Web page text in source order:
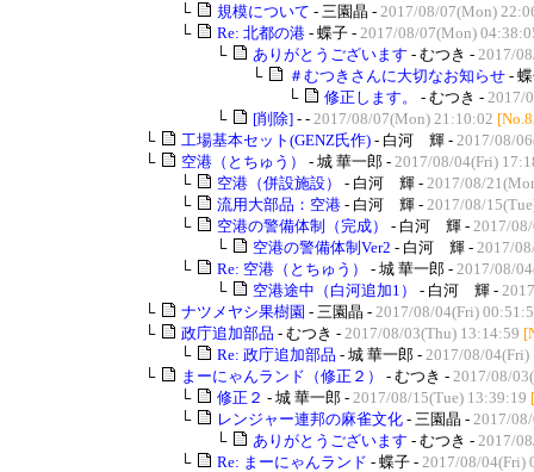
└
規模について - 三園晶 - 2017/08/07(Mon)
└
Re: 北都の港 - 蝶子 - 2017/08/07(Mon)
└
ありがとうございます - むつき - 2017/
└
＃むつきさんに大切なお知らせ -
└
修正します。 - むつき - 2017/
└
[削除] - - 2017/08/07(Mon) 21:10:02
└
工場基本セット(GENZ氏作) - 白河 輝 - 2017/08/
└
空港（とちゅう） - 城 華一郎 - 2017/08/04(Fri)
└
空港（併設施設） - 白河 輝 - 2017/08/
└
流用大部品：空港 - 白河 輝 - 2017/08/
└
空港の警備体制（完成） - 白河 輝 - 2017/
└
空港の警備体制Ver2 - 白河 輝 - 2017/
└
Re: 空港（とちゅう） - 城 華一郎 - 2017/08/
└
空港途中（白河追加1） - 白河 輝 -
└
ナツメヤシ果樹園 - 三園晶 - 2017/08/04(Fri)
└
政庁追加部品 - むつき - 2017/08/03(Thu) 13:14:59
└
Re: 政庁追加部品 - 城 華一郎 - 2017/08/04(Fri)
└
まーにゃんランド（修正２） - むつき - 2017/08/
└
修正２ - 城 華一郎 - 2017/08/15(Tue) 13:39:19
└
レンジャー連邦の麻雀文化 - 三園晶 - 2017/
└
ありがとうございます - むつき - 2017/
└
Re: まーにゃんランド - 蝶子 - 2017/08/04(Fri)